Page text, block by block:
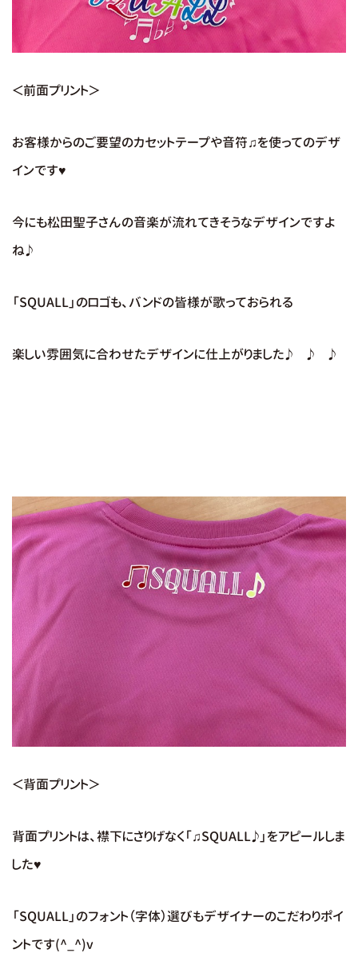
＜前面プリント＞
お客様からのご要望のカセットテープや音符♫を使ってのデザ
インです♥
今にも松田聖子さんの音楽が流れてきそうなデザインですよ
ね♪
「SQUALL」のロゴも、バンドの皆様が歌っておられる
楽しい雰囲気に合わせたデザインに仕上がりました♪ ♪ ♪
＜背面プリント＞
背面プリントは、襟下にさりげなく「♫SQUALL♪」をアピールしま
した♥
「SQUALL」のフォント（字体）選びもデザイナーのこだわりポイ
ントです(^_^)v